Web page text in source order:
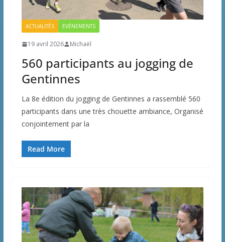
ACTUALITÉS EVÉNEMENTS
19 avril 2026 Michaël
560 participants au jogging de
Gentinnes
La 8e édition du jogging de Gentinnes a rassemblé 560
participants dans une très chouette ambiance, Organisé
conjointement par la
Read More